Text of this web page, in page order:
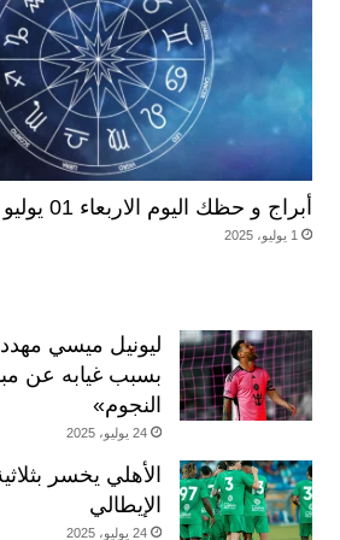
أبراج و حظك اليوم الاربعاء 01 يوليو 2025
1 يوليو، 2025
ليونيل ميسي مهدد
بسبب غيابه عن
النجوم»
24 يوليو، 2025
الأهلي يخسر
الإيطالي
24 يوليو، 2025